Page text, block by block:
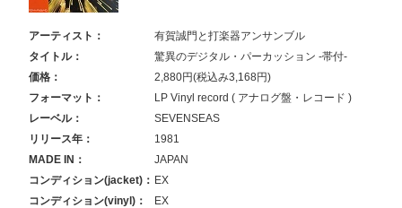
アーティスト：
有賀誠門と打楽器アンサンブル
タイトル：
驚異のデジタル・パーカッション -帯付-
価格：
2,880円(税込み3,168円)
フォーマット：
LP Vinyl record ( アナログ盤・レコード )
レーベル：
SEVENSEAS
リリース年：
1981
MADE IN：
JAPAN
コンディション(jacket)： EX
コンディション(vinyl)：
EX